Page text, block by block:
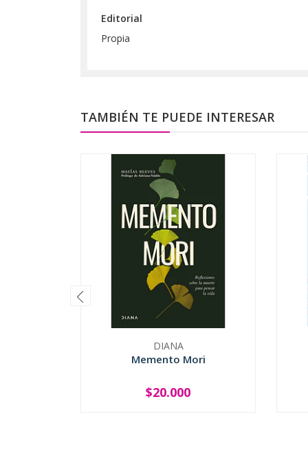
Editorial
Propia
TAMBIÉN TE PUEDE INTERESAR
DIANA
Memento Mori
+
$20.000